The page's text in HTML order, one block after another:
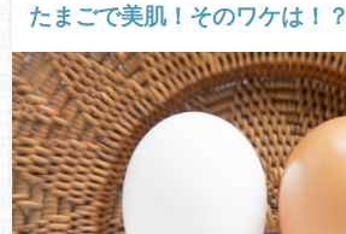
たまごで美肌！そのワケは！？